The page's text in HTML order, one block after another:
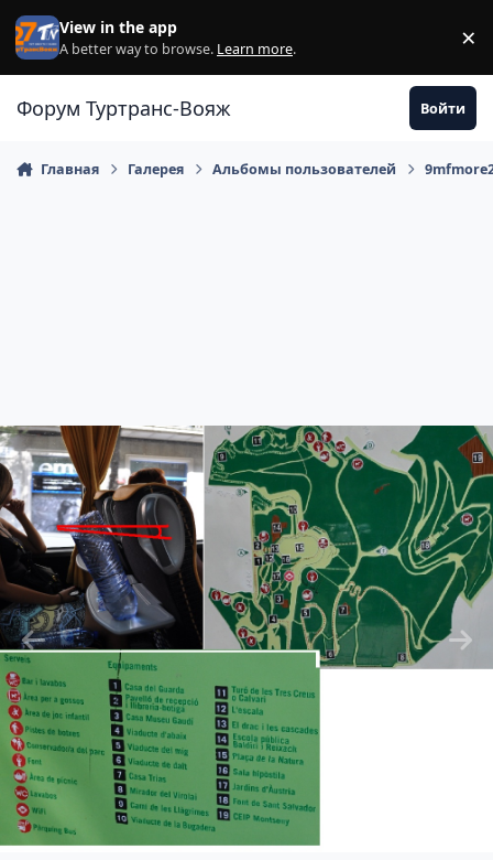
Перейти к содержанию
View in the app
A better way to browse. Learn more. ×
Форум Туртранс-Вояж Войти
Главная Галерея Альбомы пользователей